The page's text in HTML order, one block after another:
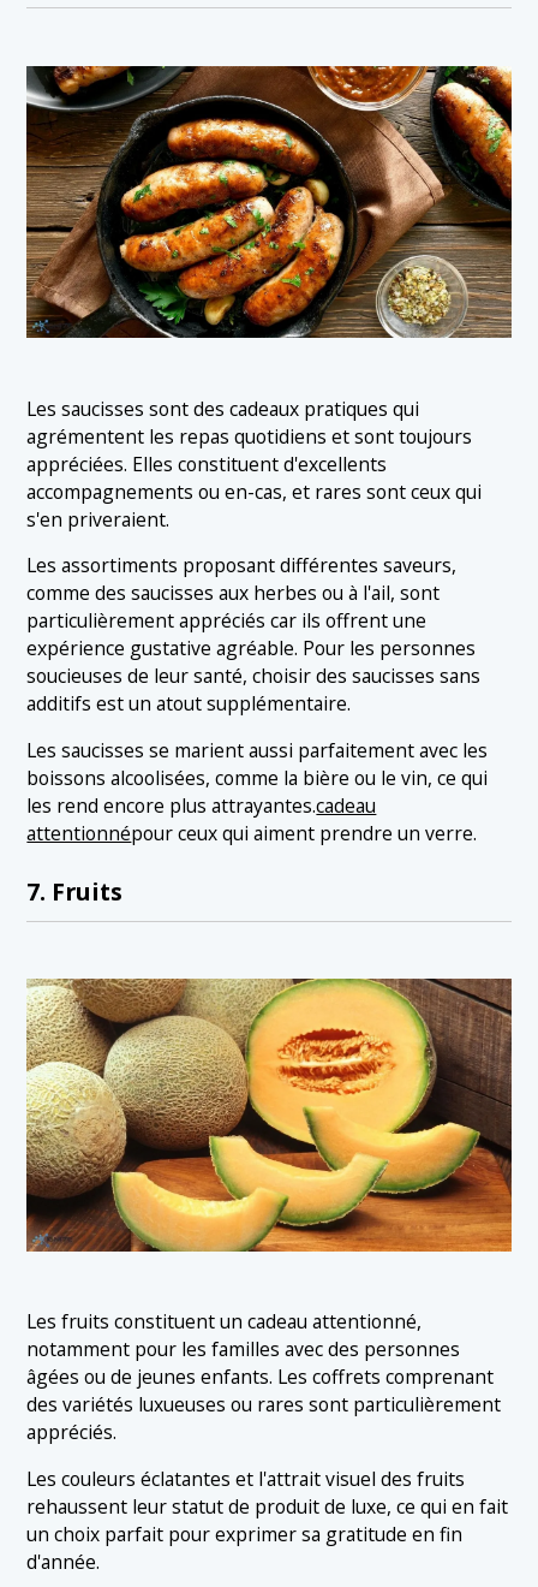
Les saucisses sont des cadeaux pratiques qui
agrémentent les repas quotidiens et sont toujours
appréciées. Elles constituent d'excellents
accompagnements ou en-cas, et rares sont ceux qui
s'en priveraient.
Les assortiments proposant différentes saveurs,
comme des saucisses aux herbes ou à l'ail, sont
particulièrement appréciés car ils offrent une
expérience gustative agréable. Pour les personnes
soucieuses de leur santé, choisir des saucisses sans
additifs est un atout supplémentaire.
Les saucisses se marient aussi parfaitement avec les
boissons alcoolisées, comme la bière ou le vin, ce qui
les rend encore plus attrayantes.cadeau
attentionnépour ceux qui aiment prendre un verre.
7. Fruits
Les fruits constituent un cadeau attentionné,
notamment pour les familles avec des personnes
âgées ou de jeunes enfants. Les coffrets comprenant
des variétés luxueuses ou rares sont particulièrement
appréciés.
Les couleurs éclatantes et l'attrait visuel des fruits
rehaussent leur statut de produit de luxe, ce qui en fait
un choix parfait pour exprimer sa gratitude en fin
d'année.